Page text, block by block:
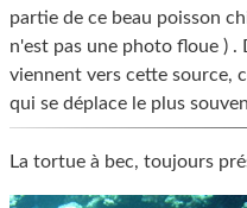
partie de ce beau poisson
n'est pas une photo floue ) .
viennent vers cette source,
qui se déplace le plus
La tortue à bec, toujours